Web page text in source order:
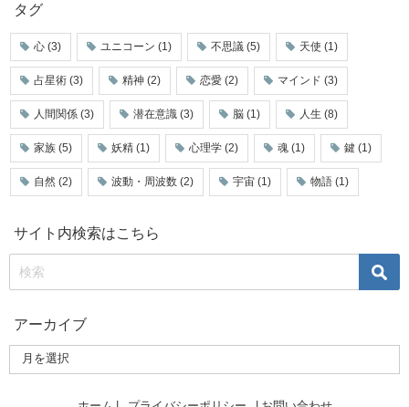
タグ
心 (3) ユニコーン (1) 不思議 (5) 天使 (1)
占星術 (3) 精神 (2) 恋愛 (2) マインド (3)
人間関係 (3) 潜在意識 (3) 脳 (1) 人生 (8)
家族 (5) 妖精 (1) 心理学 (2) 魂 (1) 鍵 (1)
自然 (2) 波動・周波数 (2) 宇宙 (1) 物語 (1)
サイト内検索はこちら
アーカイブ